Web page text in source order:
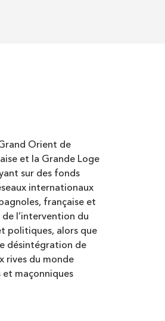
Orient de
et la Grande Loge
sur des fonds
internationaux
française et
l’intervention du
politiques, alors que
désintégration de
rives du monde
maçonniques